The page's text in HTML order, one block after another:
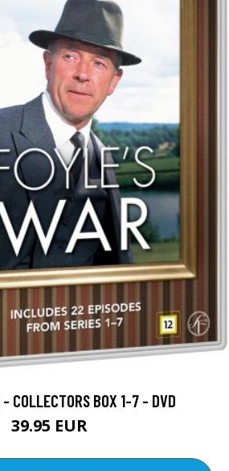
- COLLECTORS BOX 1-7 - DVD
39.95 EUR